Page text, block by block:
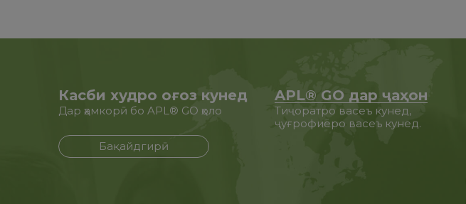
Касби худро оғоз кунед
Дар ҳамкорӣ бо APL® GO ҳоло
Бақайдгирӣ
APL® GO дар ҷаҳон
Тиҷоратро васеъ кунед,
ҷуғрофиёро васеъ кунед.